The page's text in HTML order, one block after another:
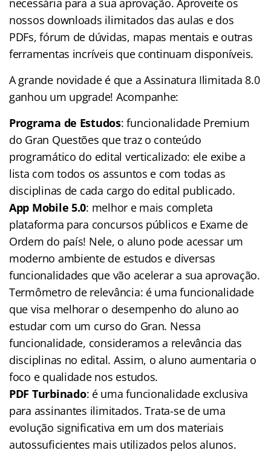
necessária para a sua aprovação. Aproveite os
nossos downloads ilimitados das aulas e dos
PDFs, fórum de dúvidas, mapas mentais e outras
ferramentas incríveis que continuam disponíveis.
A grande novidade é que a Assinatura Ilimitada 8.0
ganhou um upgrade! Acompanhe:
Programa de Estudos: funcionalidade Premium
do Gran Questões que traz o conteúdo
programático do edital verticalizado: ele exibe a
lista com todos os assuntos e com todas as
disciplinas de cada cargo do edital publicado.
App Mobile 5.0: melhor e mais completa
plataforma para concursos públicos e Exame de
Ordem do país! Nele, o aluno pode acessar um
moderno ambiente de estudos e diversas
funcionalidades que vão acelerar a sua aprovação.
Termômetro de relevância: é uma funcionalidade
que visa melhorar o desempenho do aluno ao
estudar com um curso do Gran. Nessa
funcionalidade, consideramos a relevância das
disciplinas no edital. Assim, o aluno aumentaria o
foco e qualidade nos estudos.
PDF Turbinado: é uma funcionalidade exclusiva
para assinantes ilimitados. Trata-se de uma
evolução significativa em um dos materiais
autossuficientes mais utilizados pelos alunos.